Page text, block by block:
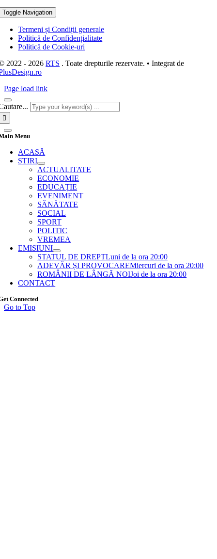
Toggle Navigation
Termeni și Condiții generale
Politică de Confidențialitate
Politică de Cookie-uri
2022 - 2026RTS . Toate drepturile rezervate. • Integrat de
Page load link
Menu
ACASĂ
STIRI
ACTUALITATE
ECONOMIE
EDUCAȚIE
EVENIMENT
SĂNĂTATE
SOCIAL
SPORT
POLITIC
VREMEA
EMISIUNI
STATUL DE DREPTLuni de la ora 20:00
ADEVĂR ȘI PROVOCAREMiercuri de la ora 20:00
ROMÂNII DE LÂNGĂ NOIJoi de la ora 20:00
CONTACT
Connected
Go to Top